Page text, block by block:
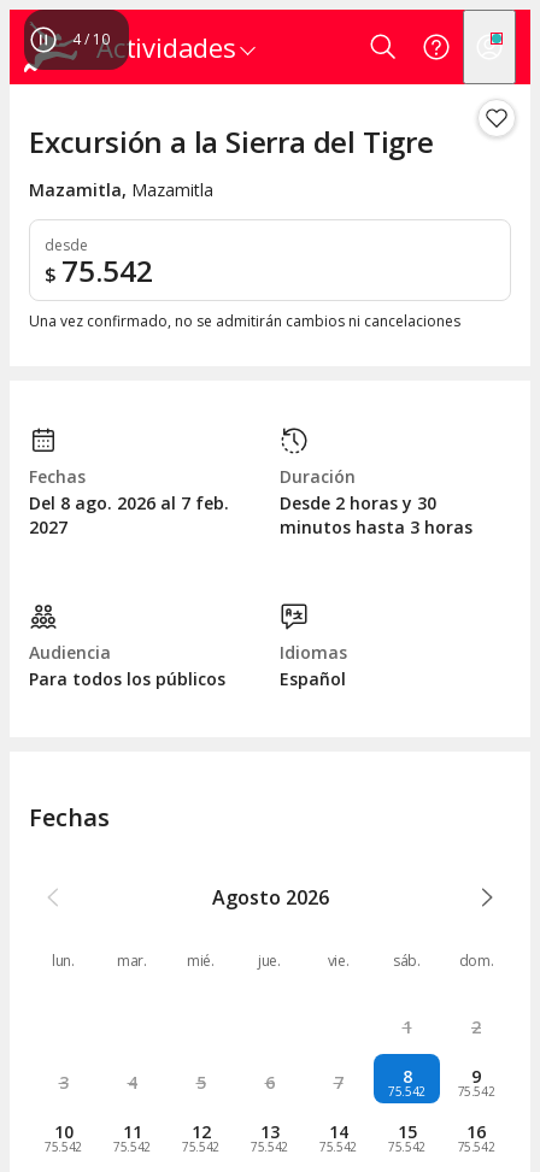
Actividades
4/ 10
Excursión a la Sierra del Tigre
Mazamitla, Mazamitla
desde
$ 75.542
Una vez confirmado, no se admitirán cambios ni cancelaciones
Fechas
Del 8 ago. 2026 al 7 feb.
2027
Duración
Desde 2 horas y 30
minutos hasta 3 horas
Audiencia
Para todos los públicos
Idiomas
Español
Fechas
Agosto 2026
lun. mar. mié. jue. vie. sáb. dom.
1 2
3 4 5 6 7 8
75.542
9
75.542
10
75.542
11
75.542
12
75.542
13
75.542
14
75.542
15
75.542
16
75.542